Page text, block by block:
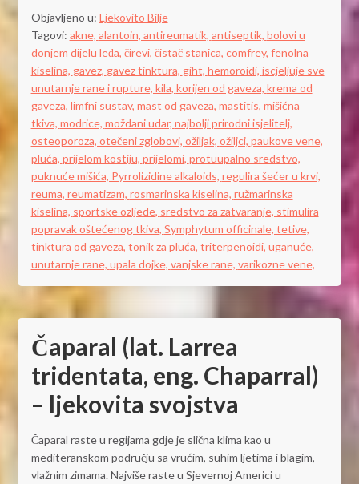
Objavljeno u: Ljekovito Bilje
Tagovi: akne, alantoin, antireumatik, antiseptik, bolovi u
donjem dijelu leđa, čirevi, čistač stanica, comfrey, fenolna
kiselina, gavez, gavez tinktura, giht, hemoroidi, iscjeljuje sve
unutarnje rane i rupture, kila, korijen od gaveza, krema od
gaveza, limfni sustav, mast od gaveza, mastitis, mišićna
tkiva, modrice, moždani udar, najbolji prirodni isjelitelj,
osteoporoza, otečeni zglobovi, ožiljak, ožiljci, paukove vene,
pluća, prijelom kostiju, prijelomi, protuupalno sredstvo,
puknuće mišića, Pyrrolizidine alkaloids, regulira šećer u krvi,
reuma, reumatizam, rosmarinska kiselina, ružmarinska
kiselina, sportske ozljede, sredstvo za zatvaranje, stimulira
popravak oštećenog tkiva, Symphytum officinale, tetive,
tinktura od gaveza, tonik za pluća, triterpenoidi, uganuće,
unutarnje rane, upala dojke, vanjske rane, varikozne vene,
Čaparal (lat. Larrea
tridentata, eng. Chaparral)
– ljekovita svojstva
Čaparal raste u regijama gdje je slična klima kao u
mediteranskom području sa vrućim, suhim ljetima i blagim,
vlažnim zimama. Najviše raste u Sjevernoj Americi u